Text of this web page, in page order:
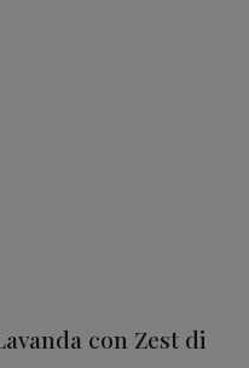
con Zest di